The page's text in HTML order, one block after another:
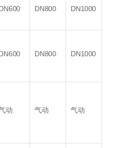
DN800 DN1000
DN800 DN1000
动 气动 气动